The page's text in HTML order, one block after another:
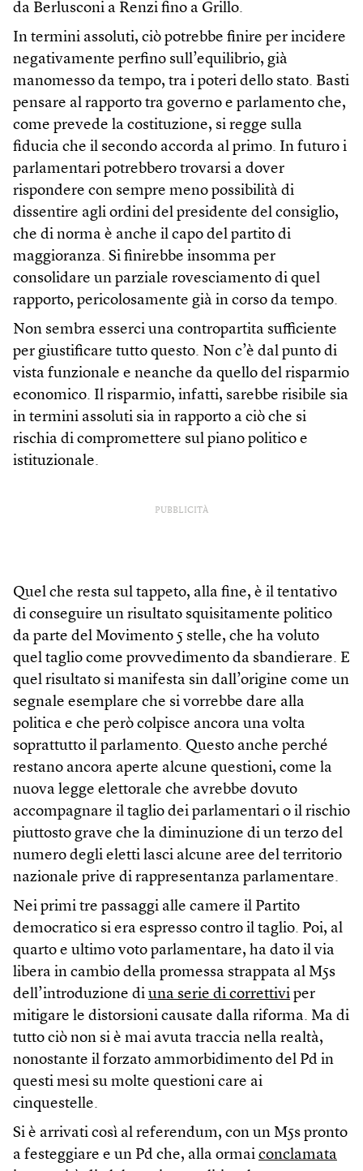
da Berlusconi a Renzi fino a Grillo.
In termini assoluti, ciò potrebbe finire per incidere
negativamente perfino sull’equilibrio, già
manomesso da tempo, tra i poteri dello stato. Basti
pensare al rapporto tra governo e parlamento che,
come prevede la costituzione, si regge sulla
fiducia che il secondo accorda al primo. In futuro i
parlamentari potrebbero trovarsi a dover
rispondere con sempre meno possibilità di
dissentire agli ordini del presidente del consiglio,
che di norma è anche il capo del partito di
maggioranza. Si finirebbe insomma per
consolidare un parziale rovesciamento di quel
rapporto, pericolosamente già in corso da tempo.
Non sembra esserci una contropartita sufficiente
per giustificare tutto questo. Non c’è dal punto di
vista funzionale e neanche da quello del risparmio
economico. Il risparmio, infatti, sarebbe risibile sia
in termini assoluti sia in rapporto a ciò che si
rischia di compromettere sul piano politico e
istituzionale.
PUBBLICITÀ
Quel che resta sul tappeto, alla fine, è il tentativo
di conseguire un risultato squisitamente politico
da parte del Movimento 5 stelle, che ha voluto
quel taglio come provvedimento da sbandierare. E
quel risultato si manifesta sin dall’origine come un
segnale esemplare che si vorrebbe dare alla
politica e che però colpisce ancora una volta
soprattutto il parlamento. Questo anche perché
restano ancora aperte alcune questioni, come la
nuova legge elettorale che avrebbe dovuto
accompagnare il taglio dei parlamentari o il rischio
piuttosto grave che la diminuzione di un terzo del
numero degli eletti lasci alcune aree del territorio
nazionale prive di rappresentanza parlamentare.
Nei primi tre passaggi alle camere il Partito
democratico si era espresso contro il taglio. Poi, al
quarto e ultimo voto parlamentare, ha dato il via
libera in cambio della promessa strappata al M5s
dell’introduzione di una serie di correttivi per
mitigare le distorsioni causate dalla riforma. Ma di
tutto ciò non si è mai avuta traccia nella realtà,
nonostante il forzato ammorbidimento del Pd in
questi mesi su molte questioni care ai
cinquestelle.
Si è arrivati così al referendum, con un M5s pronto
a festeggiare e un Pd che, alla ormai conclamata